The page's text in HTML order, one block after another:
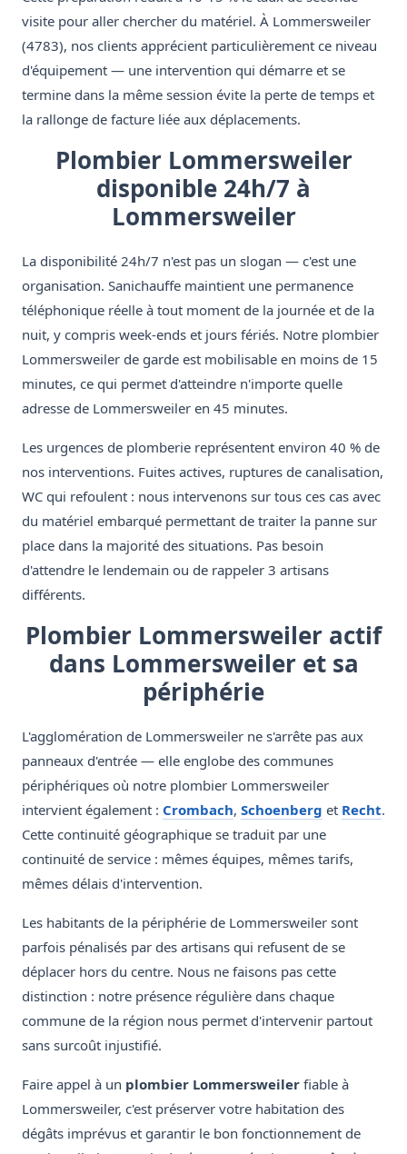
visite pour aller chercher du matériel. À Lommersweiler
(4783), nos clients apprécient particulièrement ce niveau
d'équipement — une intervention qui démarre et se
termine dans la même session évite la perte de temps et
la rallonge de facture liée aux déplacements.
Plombier Lommersweiler
disponible 24h/7 à
Lommersweiler
La disponibilité 24h/7 n'est pas un slogan — c'est une
organisation. Sanichauffe maintient une permanence
téléphonique réelle à tout moment de la journée et de la
nuit, y compris week-ends et jours fériés. Notre plombier
Lommersweiler de garde est mobilisable en moins de 15
minutes, ce qui permet d'atteindre n'importe quelle
adresse de Lommersweiler en 45 minutes.
Les urgences de plomberie représentent environ 40 % de
nos interventions. Fuites actives, ruptures de canalisation,
WC qui refoulent : nous intervenons sur tous ces cas avec
du matériel embarqué permettant de traiter la panne sur
place dans la majorité des situations. Pas besoin
d'attendre le lendemain ou de rappeler 3 artisans
différents.
Plombier Lommersweiler actif
dans Lommersweiler et sa
périphérie
L'agglomération de Lommersweiler ne s'arrête pas aux
panneaux d'entrée — elle englobe des communes
périphériques où notre plombier Lommersweiler
intervient également : Crombach, Schoenberg et Recht.
Cette continuité géographique se traduit par une
continuité de service : mêmes équipes, mêmes tarifs,
mêmes délais d'intervention.
Les habitants de la périphérie de Lommersweiler sont
parfois pénalisés par des artisans qui refusent de se
déplacer hors du centre. Nous ne faisons pas cette
distinction : notre présence régulière dans chaque
commune de la région nous permet d'intervenir partout
sans surcoût injustifié.
Faire appel à un plombier Lommersweiler fiable à
Lommersweiler, c'est préserver votre habitation des
dégâts imprévus et garantir le bon fonctionnement de